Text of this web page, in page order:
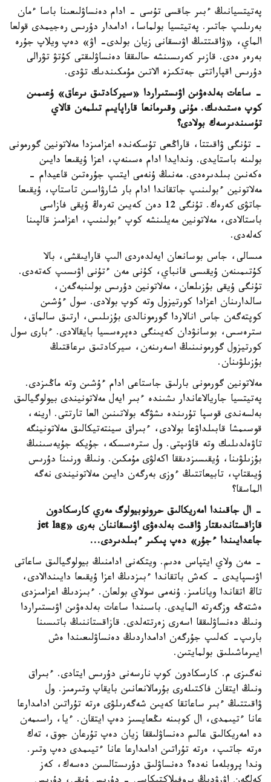
پەتيتسيانىڭ ءبىر جاقسى تۇسى - ادام دەنساۋلىعىنا باسا ءمان
بەرىلىپ جاتىر. پەتيتسيا بولماسا، ادامدار دۇرىس رەجيمدى قولعا
الماي، «ۋاقىتتىڭ اۋىسقانى زيان بولدى- اۋ» دەپ ويلاپ جۇرە
بەرەر ەدى. قازىر كەرىسىنشە حالىققا دەنساۋلىقتى كۇتۋ تۋرالى
دۇرىس اقپاراتتى جەتكىزە الاتىن مۇمكىندىك تۋدى.
- ساعات بەلدەۋىن اۋىستىراردا «سيركادتىق ىرعاق» ۇعىمىن
كوپ ەستىدىك. مۇنى وقىرمانعا قاراپايىم تىلمەن قالاي
تۇسىندىرسەك بولادى؟
- تۇنگى ۋاقىتتا، قاراڭعى تۇسكەندە اعزامىزدا مەلاتونين گورمونى
بولىنە باستايدى. وندايدا ادام ەسىنەپ، اعزا ۇيقىعا دايىن
ەكەنىن بىلدىرەدى. مەنىڭ ۇنەمى ايتىپ جۇرەتىن قاعيدام -
مەلاتونين ءبولىنىپ جاتقاندا ادام بار شارۋاسىن تاستاپ، ۇيقىعا
جاتۋى كەرەك. تۇنگى 12 دەن كەيىن تەرەڭ ۇيقى فازاسى
باستالادى، مەلاتونين مەيلىنشە كوپ ءبولىنىپ، اعزامىز قالپىنا
كەلەدى.
مىسالى، جاس بوسانعان ايەلدەردى الىپ قارايىقشى، بالا
كۇتىمىنەن ۇيقىسى قانباي، كۇنى مەن ءتۇنى اۋىسىپ كەتەدى.
تۇنگى ۇيقى بۇزىلعان، مەلاتونين دۇرىس بولىنبەگەن،
سالدارىنان اعزادا كورتيزول وتە كوپ بولادى. سول ءۇشىن
كوپتەگەن جاس انالاردا گورمونالدى بۇزىلىس، ارتىق سالماق،
سترەسس، بوسانۋدان كەيىنگى دەپرەسسيا بايقالادى. ءبارى سول
كورتيزول گورمونىنىڭ اسەرىنەن، سيركادتىق ىرعاقتىڭ
بۇزىلۋىنان.
مەلاتونين گورمونى بارلىق جاستاعى ادام ءۇشىن وتە ماڭىزدى.
پەتيتسيا جاريالاعاندار ىشىندە ءبىر ايەل مەلاتونيندى بيولوگيالىق
بەلسەندى قوسپا تۇرىندە ىشۋگە بولاتىنىن العا تارتتى. ارينە،
قوسىمشا قابىلداۋعا بولادى، ءبىراق سينتەتيكالىق مەلاتونينگە
تاۋەلدىلىك وتە قاۋىپتى. ول سترەسسكە، جۇيكە جۇيەسىنىڭ
بۇزىلۋىنا، ۇيقىسىزدىققا اكەلۋى مۇمكىن. ونىڭ ورنىنا دۇرىس
ۇيىقتاپ، تابيعاتتىڭ ءوزى بەرگەن دايىن مەلاتونيندى نەگە
الماسقا؟
- ال جاقىندا امەريكالىق حرونوبيولوگ مەري كارسكادون
قازاقستاندىقتار ۋاقىت بەلدەۋى اۋىسقاننان بەرى «jet lag
جاعدايىندا ءجۇر» دەپ پىكىر ءبىلدىردى...
- مەن ولاي ايتپاس ەدىم. ويتكەنى ادامنىڭ بيولوگيالىق ساعاتى
اۋىسپايدى - كەش باتقاندا ءبىزدىڭ اعزا ۇيقىعا دايىندالادى،
تاڭ اتقاندا ويانامىز. ۇنەمى سولاي بولعان. ءبىزدىڭ اعزامىزدى
ەشتەڭە وزگەرتە المايدى. باسىندا ساعات بەلدەۋىن اۋىستىراردا
ونىڭ دەنساۋلىققا اسەرى زەرتتەلدى. قازاقستاننىڭ باتىسىنا
بارىپ- كەلىپ جۇرگەن ادامداردىڭ دەنساۋلىعىندا ەش
ايىرماشىلىق بولمايتىن.
نەگىزى م. كارسكادون كوپ نارسەنى دۇرىس ايتادى. ءبىراق
ونىڭ ايتقان فاكتىلەرى بۇرمالانعانىن بايقاپ وتىرمىز. ول
ۋاقىتتىڭ ءبىر ساعاتقا كەيىن شەگەرىلۋى ەرتە تۇراتىن ادامدارعا
عانا ءتيىمدى، ال كوبىنە ىڭعايسىز دەپ ايتقان. ءيا، راسىمەن
دە امەريكالىق عالىم دەنساۋلىققا زيان دەپ تۇرعان جوق، تەك
ەرتە جاتىپ، ەرتە تۇراتىن ادامدارعا عانا ءتيىمدى دەپ وتىر.
وندا پروبلەما نەدە؟ دەنساۋلىق دۇرىستالسىن دەسەك، كەز